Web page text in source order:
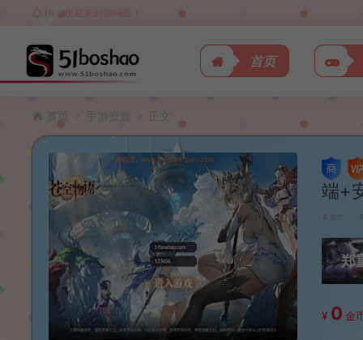
HI，欢迎来到源码屋！
首页
首页 手游资源 正文
端+
波少
郑
¥ 0 金